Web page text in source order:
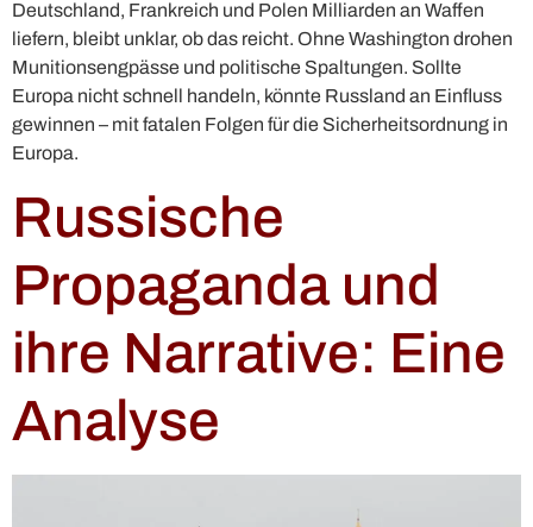
Deutschland, Frankreich und Polen Milliarden an Waffen
liefern, bleibt unklar, ob das reicht. Ohne Washington drohen
Munitionsengpässe und politische Spaltungen. Sollte
Europa nicht schnell handeln, könnte Russland an Einfluss
gewinnen – mit fatalen Folgen für die Sicherheitsordnung in
Europa.
Russische
Propaganda und
ihre Narrative: Eine
Analyse